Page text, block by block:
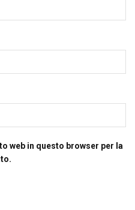
web in questo browser per la